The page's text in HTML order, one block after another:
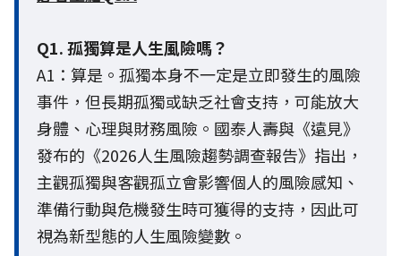
Q1. 孤獨算是人生風險嗎？
A1：算是。孤獨本身不一定是立即發生的風險
事件，但長期孤獨或缺乏社會支持，可能放大
身體、心理與財務風險。國泰人壽與《遠見》
發布的《2026人生風險趨勢調查報告》指出，
主觀孤獨與客觀孤立會影響個人的風險感知、
準備行動與危機發生時可獲得的支持，因此可
視為新型態的人生風險變數。